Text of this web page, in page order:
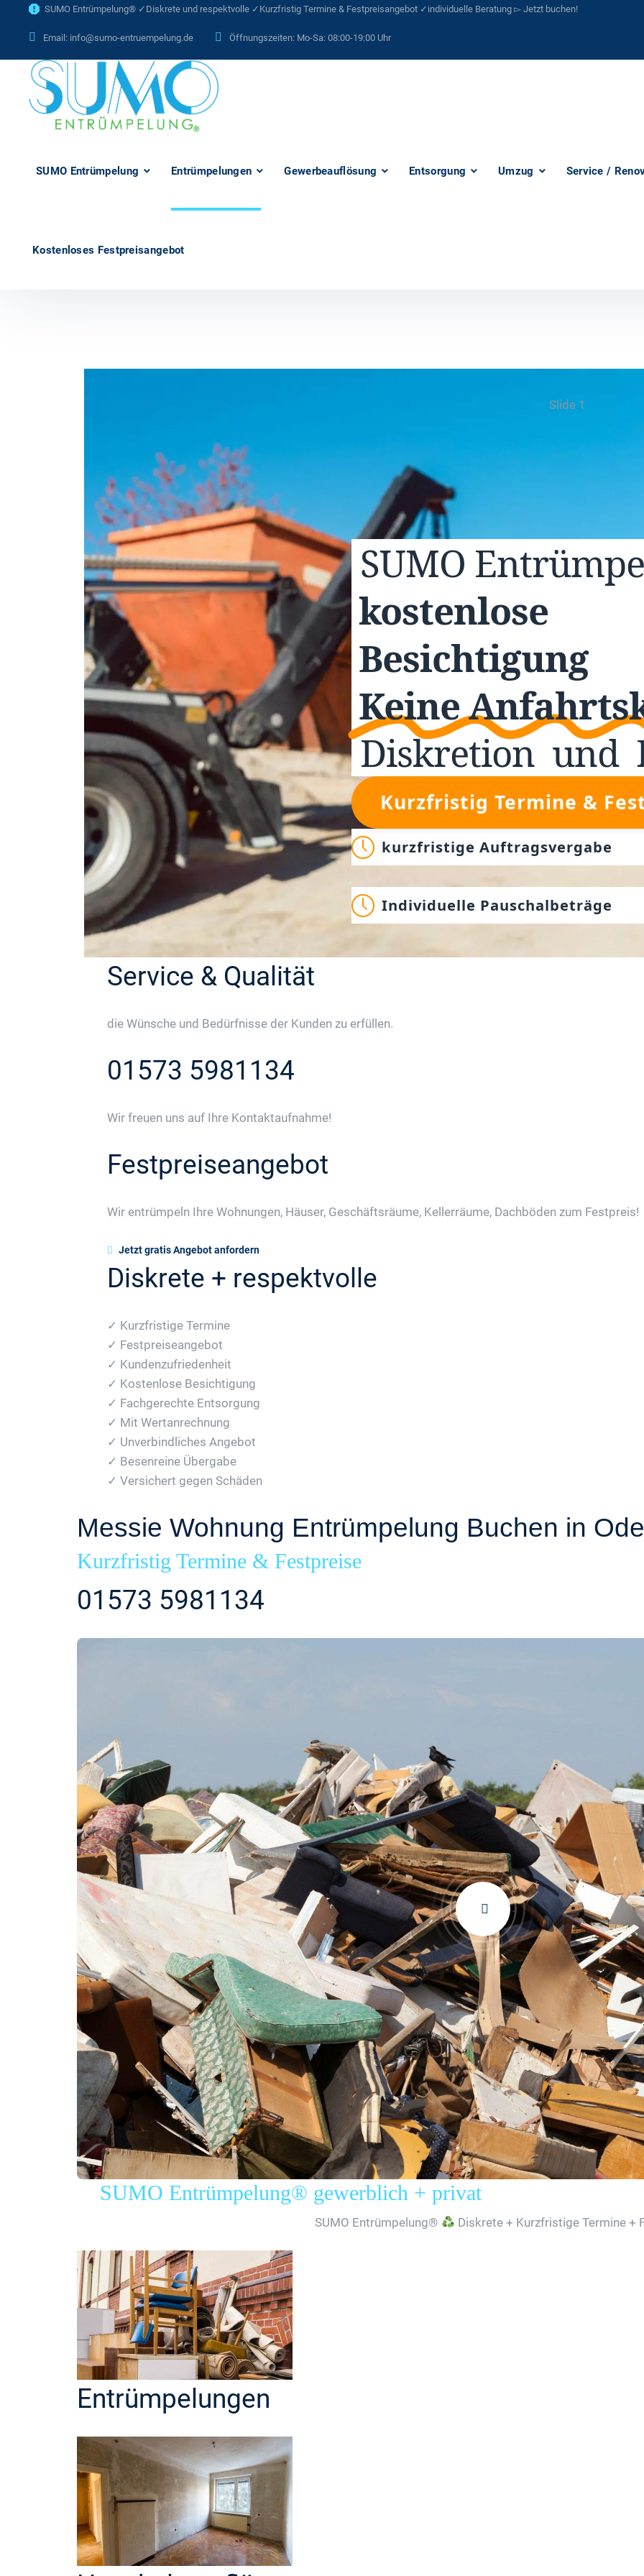
SUMO Entrümpelung® ✓Diskrete und respektvolle ✓Kurzfristig Termine & Festpreisangebot ✓individuelle Beratung ▻ Jetzt buchen!
Email: info@sumo-entruempelung.de Öffnungszeiten: Mo-Sa: 08:00-19:00 Uhr
SUMO Entrümpelung Entrümpelungen Gewerbeauflösung Entsorgung Umzug Service /
Kostenloses Festpreisangebot
Slide 1
SUMO
kostenlose
Besichtigung
Keine
Diskretion und
Kurzfristig Termine &
kurzfristige Auftragsvergabe
Individuelle Pauschalbeträge
Service & Qualität
die Wünsche und Bedürfnisse der Kunden zu erfüllen.
01573 5981134
Wir freuen uns auf Ihre Kontaktaufnahme!
Festpreiseangebot
Wir entrümpeln Ihre Wohnungen, Häuser, Geschäftsräume, Kellerräume, Dachböden zum Festpreis!
Jetzt gratis Angebot anfordern
Diskrete + respektvolle
✓ Kurzfristige Termine
✓ Festpreiseangebot
✓ Kundenzufriedenheit
✓ Kostenlose Besichtigung
✓ Fachgerechte Entsorgung
✓ Mit Wertanrechnung
✓ Unverbindliches Angebot
✓ Besenreine Übergabe
✓ Versichert gegen Schäden
Messie Wohnung Entrümpelung Buchen in
Kurzfristig Termine & Festpreise
01573 5981134
SUMO Entrümpelung® gewerblich + privat
SUMO Entrümpelung® Diskrete + Kurzfristige Termine +
Entrümpelungen